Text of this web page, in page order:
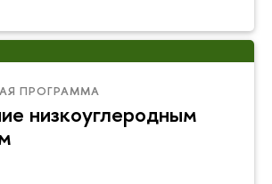
ПРОГРАММА
низкоуглеродным